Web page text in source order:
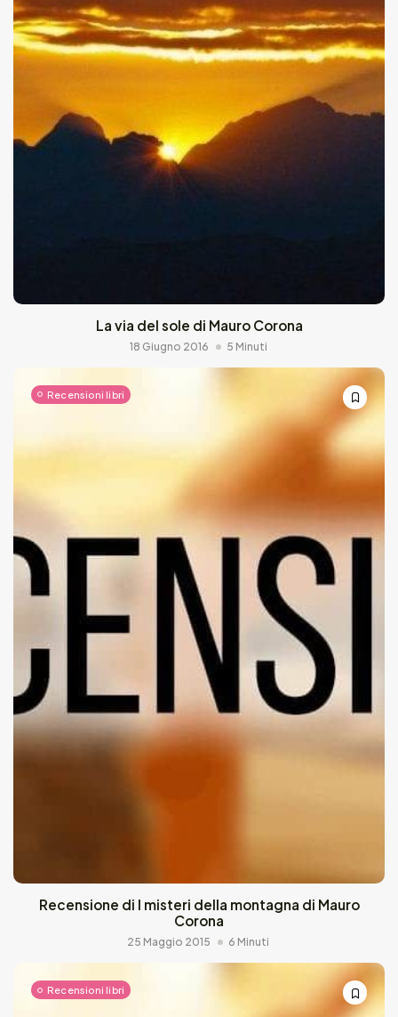
La via del sole di Mauro Corona
18 Giugno 2016 5 Minuti
Recensioni libri
Recensione di I misteri della montagna di Mauro
Corona
25 Maggio 2015 6 Minuti
Recensioni libri